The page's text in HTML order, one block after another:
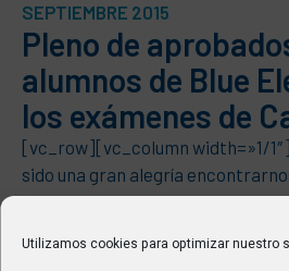
Utilizamos cookies para optimizar nuestro
SEPTIEMBRE 2015
Pleno de
alumnos de Blue
los exámenes de
[vc_row][vc_column width=»1/
sido una gran alegría
del curso pasado tras el éxito de
aprobados en los exámenes de